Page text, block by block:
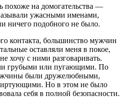
похоже на домогательства —
ужасными именами,
ничего подобного не было.
контакта, большинство мужчин
оставляли меня в покое,
хочу с ними разговаривать.
грубыми или пугающими. По
были дружелюбными,
Но в этом не было
себя в полной безопасности.